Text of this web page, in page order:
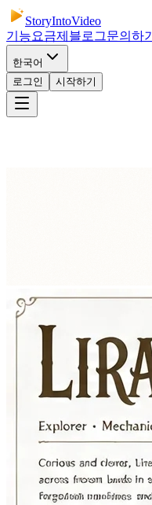
StoryIntoVideo
기능요금제 블로그문의하기
한국어
로그인
시작하기